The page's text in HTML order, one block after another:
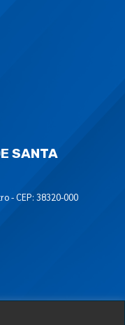
SANTA
- CEP: 38320-000